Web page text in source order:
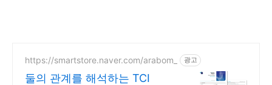
https://smartstore.naver.com/arabom_ 광고
둘의 관계를 해석하는 TCI